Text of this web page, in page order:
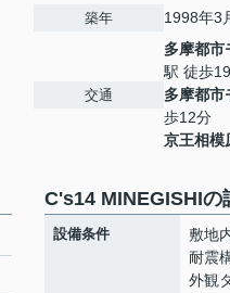
築年 1998年3
交通
多摩都市
駅 徒歩
多摩都市
歩12分
京王相模
C's14 MINEGISHIの
設備条件
敷地
耐震
外観